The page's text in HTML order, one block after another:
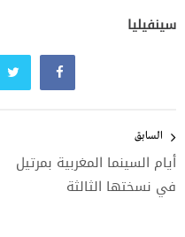
سينفيليا
المقالات
السابق
أيام السينما المغربية بمرتيل
في نسختها الثالثة